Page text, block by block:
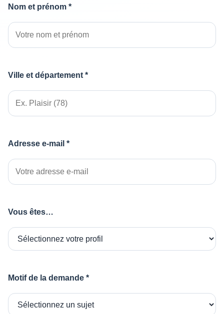
Nom et prénom *
Ville et département *
Adresse e-mail *
Vous êtes…
Motif de la demande *